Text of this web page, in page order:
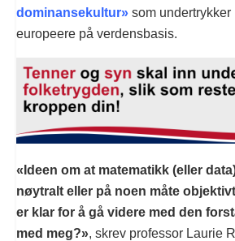
dominansekultur» som
europeere på verdensbasis.
«Ideen om at matematikk (eller
nøytralt eller på noen måte
er klar for å gå videre med den
med meg?», skrev professor Laurie